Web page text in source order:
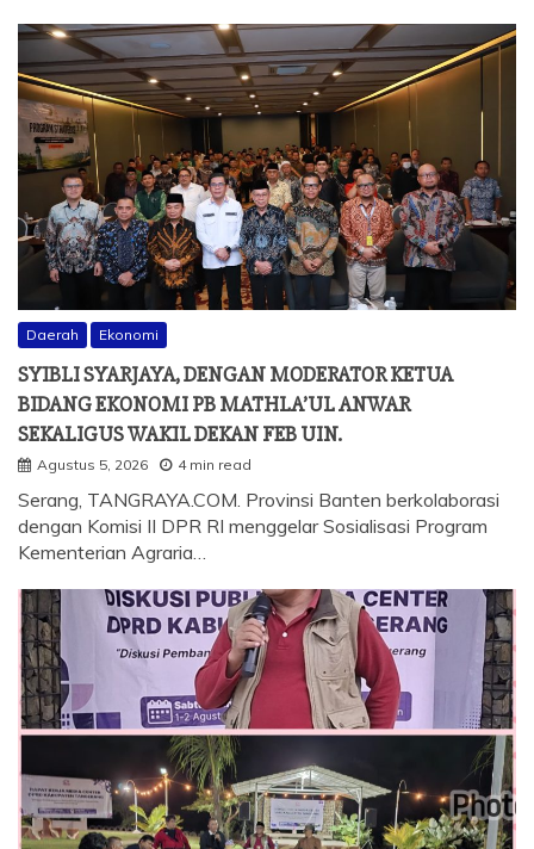
Daerah Ekonomi
SYIBLI SYARJAYA, DENGAN MODERATOR KETUA
BIDANG EKONOMI PB MATHLA’UL ANWAR
SEKALIGUS WAKIL DEKAN FEB UIN.
Agustus 5, 2026 4 min read
Serang, TANGRAYA.COM. Provinsi Banten berkolaborasi
dengan Komisi II DPR RI menggelar Sosialisasi Program
Kementerian Agraria…